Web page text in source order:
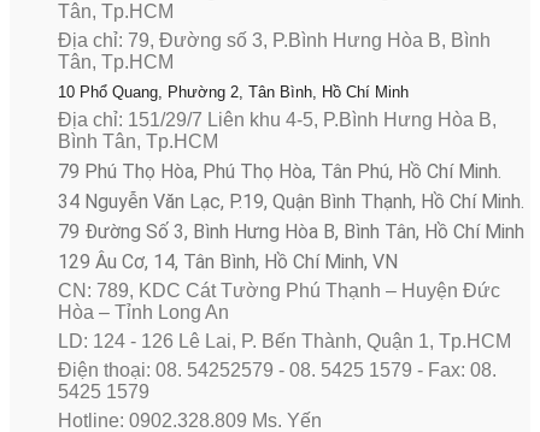
Tân, Tp.HCM
Địa chỉ: 79, Đường số 3, P.Bình Hưng Hòa B, Bình
Tân, Tp.HCM
10 Phổ Quang, Phường 2, Tân Bình, Hồ Chí Minh
Địa chỉ: 151/29/7 Liên khu 4-5, P.Bình Hưng Hòa B,
Bình Tân, Tp.HCM
79 Phú Thọ Hòa, Phú Thọ Hòa, Tân Phú, Hồ Chí Minh.
34 Nguyễn Văn Lạc, P.19, Quận Bình Thạnh, Hồ Chí Minh.
79 Đường Số 3, Bình Hưng Hòa B, Bình Tân, Hồ Chí Minh
129 Âu Cơ, 14, Tân Bình, Hồ Chí Minh, VN
CN: 789, KDC Cát Tường Phú Thạnh – Huyện Đức
Hòa – Tỉnh Long An
LD: 124 - 126 Lê Lai, P. Bến Thành, Quận 1, Tp.HCM
Điện thoại: 08. 54252579 - 08. 5425 1579 - Fax: 08.
5425 1579
Hotline: 0902.328.809 Ms. Yến